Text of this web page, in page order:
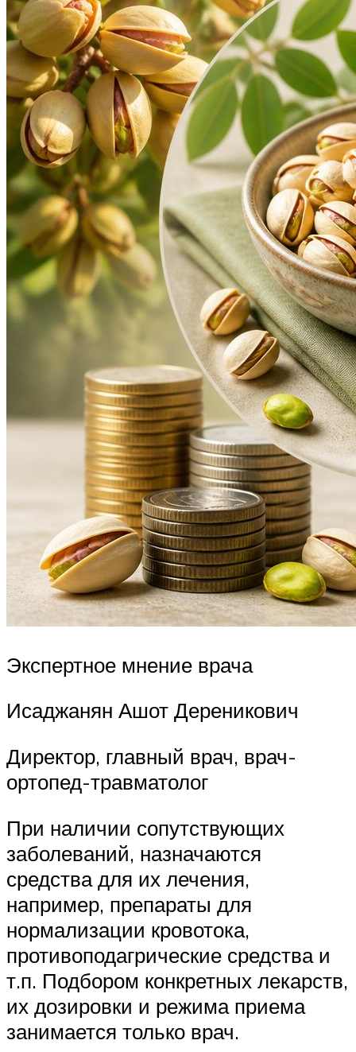
Экспертное мнение врача
Исаджанян Ашот Дереникович
Директор, главный врач, врач-
ортопед-травматолог
При наличии сопутствующих
заболеваний, назначаются
средства для их лечения,
например, препараты для
нормализации кровотока,
противоподагрические средства и
т.п. Подбором конкретных лекарств,
их дозировки и режима приема
занимается только врач.